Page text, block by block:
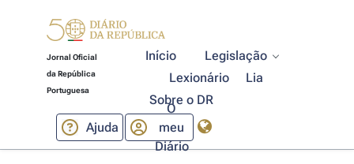
Jornal Oficial
da República
Portuguesa
Início
Legislação
Lexionário
Lia
Sobre o DR
Ajuda
O
meu
Diário